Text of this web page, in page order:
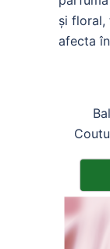
și floral,
afecta